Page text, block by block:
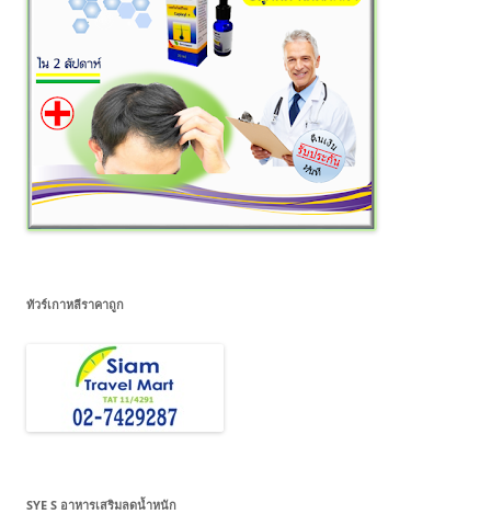
ทัวร์เกาหลีราคาถูก
SYE S อาหารเสริมลดน้ำหนัก